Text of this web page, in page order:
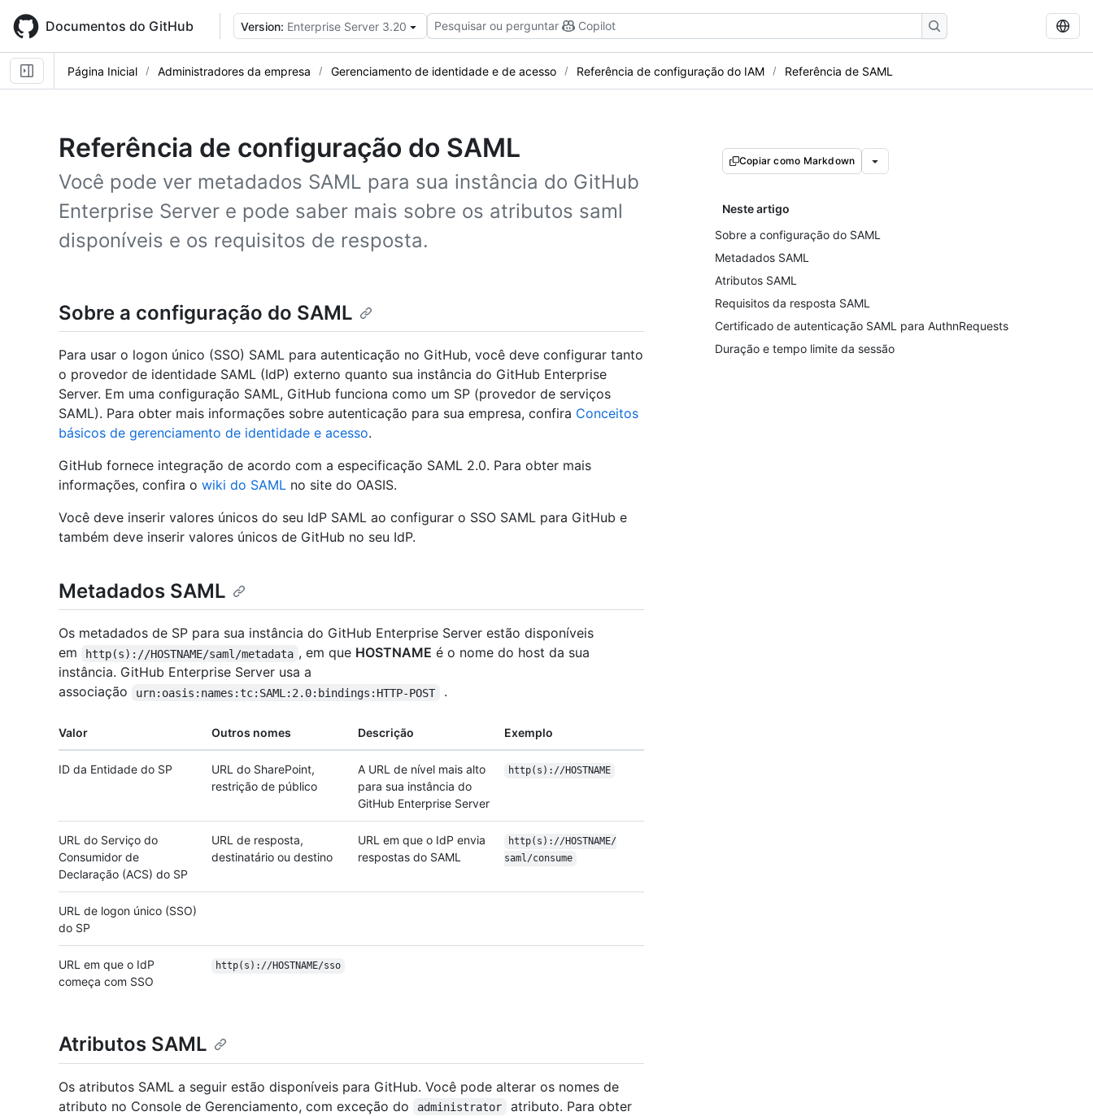
main
content
Documentos do GitHub Version: Enterprise Server 3.20 Pesquisar ou perguntar Copilot
Página Inicial Administradores da empresa Gerenciamento de identidade e de acesso Referência de configuração do IAM Referência de SAML
Referência de configuração do SAML
Você pode ver metadados SAML para sua instância do GitHub
Enterprise Server e pode saber mais sobre os atributos saml
disponíveis e os requisitos de resposta.
Copiar como Markdown
Neste artigo
Sobre a configuração do SAML
Metadados SAML
Atributos SAML
Requisitos da resposta SAML
Certificado de autenticação SAML para AuthnRequests
Duração e tempo limite da sessão
Sobre a configuração do SAML
Para usar o logon único (SSO) SAML para autenticação no GitHub, você deve configurar tanto
o provedor de identidade SAML (IdP) externo quanto sua instância do GitHub Enterprise
Server. Em uma configuração SAML, GitHub funciona como um SP (provedor de serviços
SAML). Para obter mais informações sobre autenticação para sua empresa, confira Conceitos
básicos de gerenciamento de identidade e acesso.
GitHub fornece integração de acordo com a especificação SAML 2.0. Para obter mais
informações, confira o wiki do SAML no site do OASIS.
Você deve inserir valores únicos do seu IdP SAML ao configurar o SSO SAML para GitHub e
também deve inserir valores únicos de GitHub no seu IdP.
Metadados SAML
Os metadados de SP para sua instância do GitHub Enterprise Server estão disponíveis
em
http(s)://HOSTNAME/saml/metadata , em que HOSTNAME é o nome do host da sua
instância. GitHub Enterprise Server usa a
associação
urn:oasis:names:tc:SAML:2.0:bindings:HTTP-POST .
Valor Outros nomes Descrição Exemplo
ID da Entidade do SP
URL do SharePoint,
restrição de público
A URL de nível mais alto
para sua instância do
GitHub Enterprise Server
http(s)://HOSTNAME
URL do Serviço do
Consumidor de
Declaração (ACS) do SP
URL de resposta,
destinatário ou destino
URL em que o IdP envia
respostas do SAML
http(s)://HOSTNAME/
saml/consume
URL de logon único (SSO)
do SP
URL em que o IdP
começa com SSO
http(s)://HOSTNAME/sso
Atributos SAML
Os atributos SAML a seguir estão disponíveis para GitHub. Você pode alterar os nomes de
atributo no Console de Gerenciamento, com exceção do
administrator
atributo. Para obter